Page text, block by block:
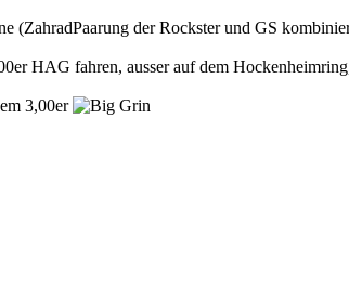
(ZahradPaarung der Rockster und GS
HAG fahren, ausser auf dem
3,00er